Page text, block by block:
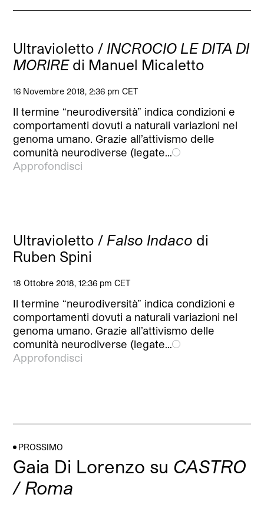
Ultravioletto / INCROCIO LE DITA DI
MORIREdi Manuel Micaletto
16 Novembre 2018, 2:36 pm CET
Il termine “neurodiversità” indica condizioni e
comportamenti dovuti a naturali variazioni nel
genoma umano. Grazie all’attivismo delle
comunità neurodiverse (legate…
Approfondisci
Ultravioletto / Falso Indaco di
Ruben Spini
18 Ottobre 2018, 12:36 pm CET
Il termine “neurodiversità” indica condizioni e
comportamenti dovuti a naturali variazioni nel
genoma umano. Grazie all’attivismo delle
comunità neurodiverse (legate…
Approfondisci
PROSSIMO
Gaia Di Lorenzo su CASTRO
/ Roma